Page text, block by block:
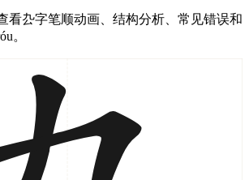
看厹字笔顺动画、结构分析、常见错误和
。